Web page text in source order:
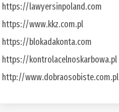
https://lawyersinpoland.com
https://www.kkz.com.pl
https://blokadakonta.com
https://kontrolacelnoskarbowa.pl
http://www.dobraosobiste.com.pl